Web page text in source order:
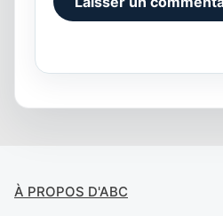
À PROPOS D'ABC